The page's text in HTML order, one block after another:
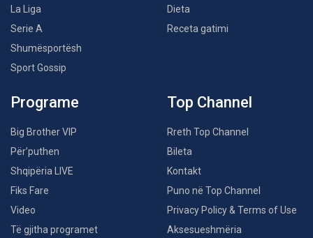
La Liga
Serie A
Shumësportësh
Sport Gossip
Dieta
Receta gatimi
Programe
Big Brother VIP
Për’puthen
Shqipëria LIVE
Fiks Fare
Video
Të gjitha programet
Top Channel
Rreth Top Channel
Bileta
Kontakt
Puno në Top Channel
Privacy Policy & Terms of Use
Aksesueshmëria